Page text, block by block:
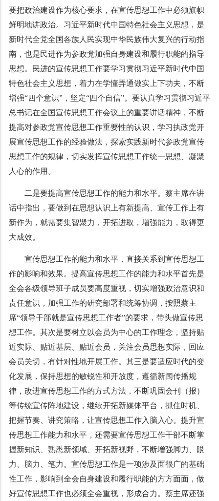
要把政治建设作为核心要求，在宣传思想工作中必须旗帜
鲜明地讲政治。习近平新时代中国特色社会主义思想，是
新时代全党全国各族人民实现中华民族伟大复兴的行动指
南，也是民进作为参政党加强自身建设和履行职能的指导
思想。民进的宣传思想工作要学习贯彻习近平新时代中国
特色社会主义思想，着力在学懂弄通做实上下功夫，不断
增强“四个意识”，坚定“四个自信”。要认真学习贯彻习近平
总书记在全国宣传思想工作会议上的重要讲话精神，不断
提高对参政党宣传思想工作重要性的认识，学习执政党开
展宣传思想工作的经验做法，探索实践新时代参政党宣传
思想工作的规律，切实发挥宣传思想工作统一思想、凝聚
人心的作用。
二是要提高宣传思想工作的能力和水平。蔡主席在讲
话中指出，要做到在思想认识上有新提高、宣传工作上有
新作为，就需要集智聚力，开拓进取，增强能力，取得更
大成效。
宣传思想工作的能力和水平，直接关系到宣传思想工
作的影响和效果。提高宣传思想工作的能力和水平首先是
全会各级领导班子成员要高度重视，切实增强政治意识和
责任意识，加强工作的研究部署和统筹协调，按照蔡主
席“领导干部就是宣传思想工作者”的要求，带头做宣传思
想工作。其次是要树立以会员为中心的工作理念，坚持贴
近实际、贴近基层、贴近会员，关注会员思想实际，回应
会员关切，有针对性地开展工作。其三是要适应时代的变
化发展，保持思想的敏锐性和开放度，遵循新闻传播规
律，改进宣传思想工作的方式方法，不断巩固会刊（报）
等传统宣传阵地建设，继续开拓新媒体平台，抓住时机、
把握节奏、讲究策略，让宣传思想工作入脑入心。提升宣
传思想工作能力和水平，还需要宣传思想工作干部不断掌
握新知识、熟悉新领域、开拓新视野，不断增强脚力、眼
力、脑力、笔力。宣传思想工作是一项涉及面很广的基础
性工作，影响到全会自身建设和履行职能的方方面面，做
好宣传思想工作也必须全会重视，形成合力。蔡主席还强